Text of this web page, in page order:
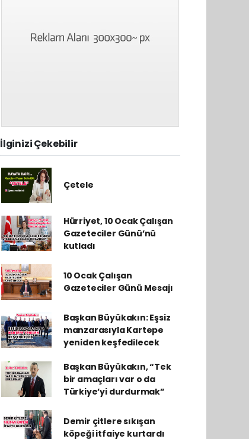
İlginizi Çekebilir
Çetele
Hürriyet, 10 Ocak Çalışan
Gazeteciler Günü’nü
kutladı
10 Ocak Çalışan
Gazeteciler Günü Mesajı
Başkan Büyükakın: Eşsiz
manzarasıyla Kartepe
yeniden keşfedilecek
Başkan Büyükakın, “Tek
bir amaçları var o da
Türkiye’yi durdurmak”
Demir çitlere sıkışan
köpeği itfaiye kurtardı